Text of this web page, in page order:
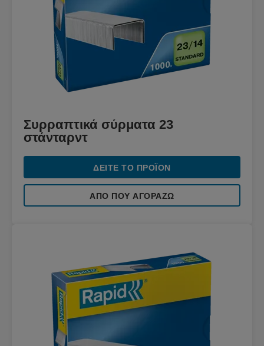
Συρραπτικά σύρματα 23
στάνταρντ
ΔΕΊΤΕ ΤΟ ΠΡΟΪΌΝ
ΑΠΌ ΠΟΥ ΑΓΟΡΆΖΩ